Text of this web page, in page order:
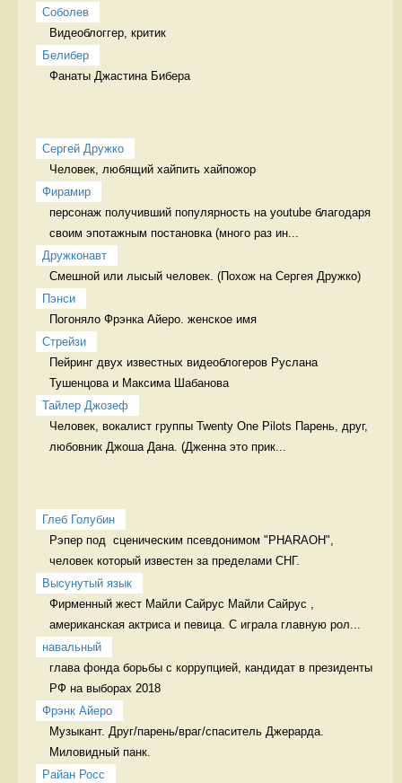
Соболев
Видеоблоггер, критик
Белибер
Фанаты Джастина Бибера
Сергей Дружко
Человек, любящий хайпить хайпожор
Фирамир
персонаж получивший популярность на youtube благодаря
своим эпотажным постановка (много раз ин...
Дружконавт
Смешной или лысый человек. (Похож на Сергея Дружко)
Пэнси
Погоняло Фрэнка Айеро. женское имя
Стрейзи
Пейринг двух известных видеоблогеров Руслана
Тушенцова и Максима Шабанова
Тайлер Джозеф
Человек, вокалист группы Twenty One Pilots Парень, друг,
любовник Джоша Дана. (Дженна это прик...
Глеб Голубин
Рэпер под  сценическим псевдонимом "PHARAOH",
человек который известен за пределами СНГ.
Высунутый язык
Фирменный жест Майли Сайрус Майли Сайрус ,
американская актриса и певица. С играла главную рол...
навальный
глава фонда борьбы с коррупцией, кандидат в президенты
РФ на выборах 2018
Фрэнк Айеро
Музыкант. Друг/парень/враг/спаситель Джерарда.
Миловидный панк.
Райан Росс